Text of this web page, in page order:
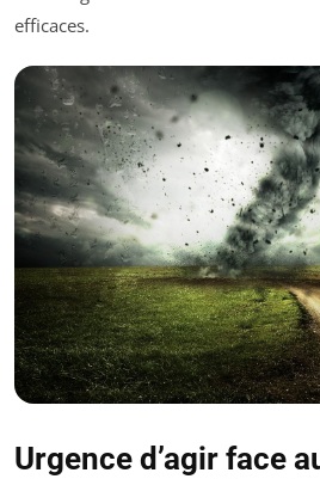
efficaces.
Urgence d’agir face